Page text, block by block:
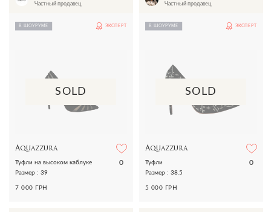
Частный продавец
В ШОУРУМЕ ЭКСПЕРТ
SOLD
Aquazzura
0
Туфли на высоком каблуке
Размер : 39
7 000 ГРН
Частный продавец
В ШОУРУМЕ ЭКСПЕРТ
SOLD
Aquazzura
0
Туфли
Размер : 38.5
5 000 ГРН